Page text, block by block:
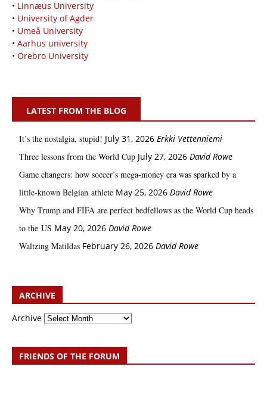
• Linnæus University
• University of Agder
• Umeå University
• Aarhus university
• Örebro University
LATEST FROM THE BLOG
It’s the nostalgia, stupid! July 31, 2026 Erkki Vetten­­niemi
Three lessons from the World Cup July 27, 2026 David Rowe
Game changers: how soccer’s mega‑money era was sparked by a
little‑known Belgian athlete May 25, 2026 David Rowe
Why Trump and FIFA are perfect bedfellows as the World Cup heads
to the US May 20, 2026 David Rowe
Waltzing Matildas February 26, 2026 David Rowe
ARCHIVE
Archive
FRIENDS OF THE FORUM